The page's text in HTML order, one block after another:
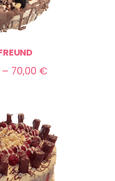
– 70,00 €Preisspanne: